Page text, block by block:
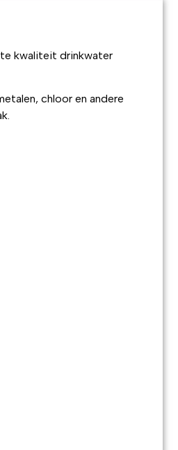
kwaliteit drinkwater
chloor en andere